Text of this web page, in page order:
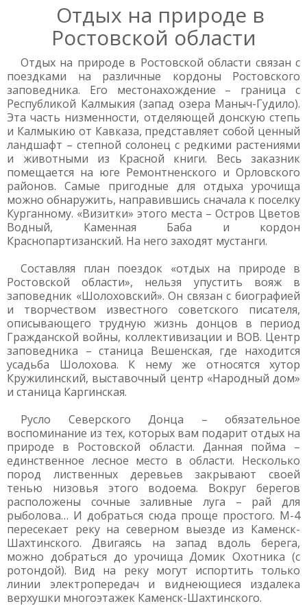
Отдых на природе в
Ростовской области
Отдых на природе в Ростовской области связан с
поездками на различные кордоны Ростовского
заповедника. Его местонахождение – граница с
Республикой Калмыкия (запад озера Маныч-Гудило).
Эта часть низменности, отделяющей донскую степь
и Калмыкию от Кавказа, представляет собой ценный
ландшафт – степной солонец с редкими растениями
и животными из Красной книги. Весь заказник
помещается на юге Ремонтненского и Орловского
районов. Самые пригодные для отдыха урочища
можно обнаружить, направившись сначала к поселку
Курганному. «Визитки» этого места – Остров Цветов
Водный, Каменная Баба и кордон
Краснопартизанский. На него заходят мустанги.
Составляя план поездок «отдых на природе в
Ростовской области», нельзя упустить вояж в
заповедник «Шолоховский». Он связан с биографией
и творчеством известного советского писателя,
описывающего трудную жизнь донцов в период
Гражданской войны, коллективизации и ВОВ. Центр
заповедника – станица Вешенская, где находится
усадьба Шолохова. К нему же относятся хутор
Кружилинский, выставочный центр «Народный дом»
и станица Каргинская.
Русло Северского Донца – обязательное
воспоминание из тех, которых вам подарит отдых на
природе в Ростовской области. Данная пойма –
единственное лесное место в области. Несколько
пород лиственных деревьев закрывают своей
тенью низовья этого водоема. Вокруг берегов
расположены сочные заливные луга – рай для
рыболова… И добраться сюда проще простого. М-4
пересекает реку на северном выезде из Каменск-
Шахтинского. Двигаясь на запад вдоль берега,
можно добраться до урочища Домик Охотника (с
ротондой). Вид на реку могут испортить только
линии электропередач и виднеющиеся издалека
верхушки многоэтажек Каменск-Шахтинского.